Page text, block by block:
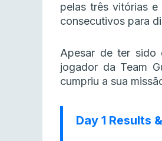
pelas três vitórias
consecutivos para
Apesar de ter sido
jogador da Team
cumpriu a sua
Day 1 Results